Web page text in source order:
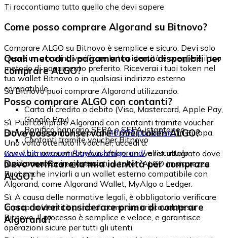
Ti raccontiamo tutto quello che devi sapere
Come posso comprare Algorand su Bitnovo?
Comprare ALGO su Bitnovo è semplice e sicuro. Devi solo
creare un account, verificare la tua identità e scegliere il tuo
metodo di pagamento preferito. Riceverai i tuoi token nel
tuo wallet Bitnovo o in qualsiasi indirizzo esterno
compatibile.
Quali metodi di pagamento sono disponibili per
comprare ALGO?
Su Bitnovo puoi comprare Algorand utilizzando:
Carta di credito o debito (Visa, Mastercard, Apple Pay,
Google Pay)
Bonifico bancario SEPA o SEPA istantaneo
Contanti tramite voucher Bitnovo
Posso comprare ALGO con contanti?
Sì. Puoi comprare Algorand con contanti tramite voucher
Bitnovo, disponibili in più di40.000 punti fisiciin Europa.
Una volta ottenuto il voucher, accedi a:
www.bitnovo.com/buy/cash/algorand/e riscattalo
rapidamente e in sicurezza.
Dove posso conservare i miei token ALGO?
Con il tuo account Bitnovo ottieni un wallet integrato dove
puoi conservare e gestire i tuoi token ALGO in sicurezza.
Puoi anche inviarli a un wallet esterno compatibile con
Algorand, come Algorand Wallet, MyAlgo o Ledger.
Devo verificare la mia identità per comprare
ALGO?
Sì. A causa delle normative legali, è obbligatorio verificare
la propria identità prima di comprare criptovalute su
Bitnovo. Il processo è semplice e veloce, e garantisce
operazioni sicure per tutti gli utenti.
Cosa dovrei considerare prima di comprare
Algorand?